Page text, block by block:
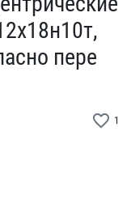
пере​
favorite_border 1